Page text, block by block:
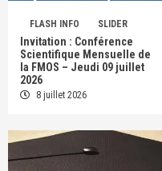
FLASH INFO SLIDER
Invitation : Conférence
Scientifique Mensuelle de
la FMOS – Jeudi 09 juillet
2026
8 juillet 2026